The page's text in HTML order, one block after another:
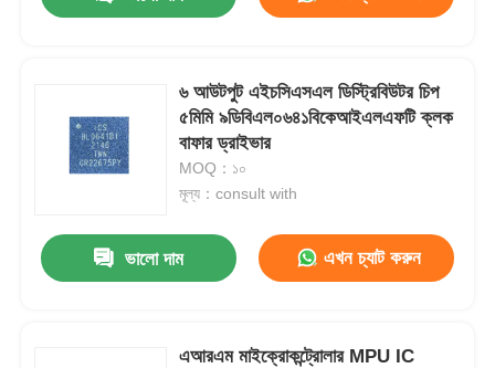
৬ আউটপুট এইচসিএসএল ডিস্ট্রিবিউটর চিপ
৫মিমি ৯ডিবিএল০৬৪১বিকেআইএলএফটি ক্লক
বাফার ড্রাইভার
MOQ：১০
মূল্য：consult with
ভালো দাম এখন চ্যাট করুন
এআরএম মাইক্রোকন্ট্রোলার MPU IC